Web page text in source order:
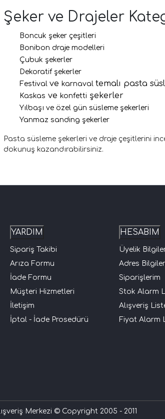
Şeker ve Drajeler
Boncuk şeker çeşitleri
Bonibon draje modelleri
Çubuk şekerler
Dekoratif şekerler
Festival ve karnaval temalı pasta
Kaskas ve konfetti şekerler
Yılbaşı ve özel gün süsleme şekerleri
Yanmaz sanding şekerler
Pasta süsleme şekerleri ve draje çeşitlerini
dokunuş kazandırabilirsiniz.
YARDIM
Sipariş Takibi
Arıza Formu
İade Formu
Müşteri Hizmetleri
İletişim
İptal - İade Prosedürü
HESABIM
Üyelik
Adres
Siparişlerim
Stok Alarm
Alışveriş
Fiyat Alarm
Merkezi © Copyright 2005 - 2011